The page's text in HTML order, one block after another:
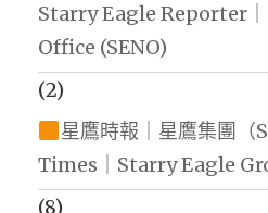
Starry Eagle Reporter
Office (SENO)
(2)
星鷹時報｜星鷹集團
Times｜Starry Eagle
(8)